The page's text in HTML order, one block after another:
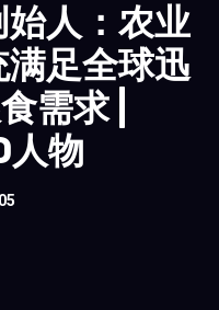
人：农业
足全球迅
需求 |
人物